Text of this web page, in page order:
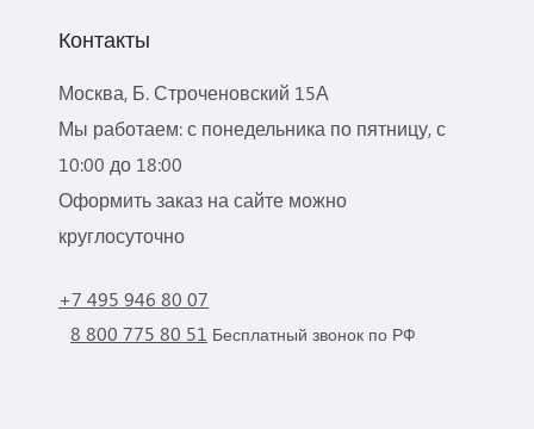
Контакты
Москва, Б. Строченовский 15А
Мы работаем: с понедельника по пятницу, с
10:00 до 18:00
Оформить заказ на сайте можно
круглосуточно
+7 495 946 80 07
8 800 775 80 51 Бесплатный звонок по РФ